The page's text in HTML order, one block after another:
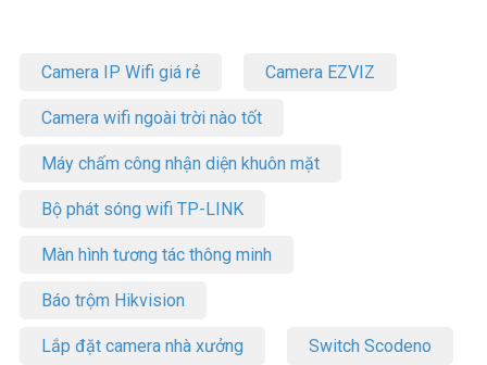
– Cung cấp giấy chứng nhận hợp quy của Bộ Thông Tin & Truyền
– 3 năm cho máy Kenwood TK-2317M2/3317M4;
– 1 năm cho tất cả các phụ kiện đi kèm.
Lưu ý:
– Hiện nay trên thị trường có rất nhiều hàng nhái, hàng giả, hàng
kém chất lượng. Để đảm bảo mua hàng chính hãng, Quý Khách
hàng yêu cầu đơn vị xuất bán cung cấp đầy đủ Giấy chứng nhận
Hợp chuẩn/hợp quy, CO,CQ bản gốc để đối chiếu.
Camera IP Wifi giá rẻ Camera EZVIZ
Camera wifi ngoài trời nào tốt
Máy chấm công nhận diện khuôn mặt
Bộ phát sóng wifi TP-LINK
Màn hình tương tác thông minh
Báo trộm Hikvision
Lắp đặt camera nhà xưởng Switch Scodeno